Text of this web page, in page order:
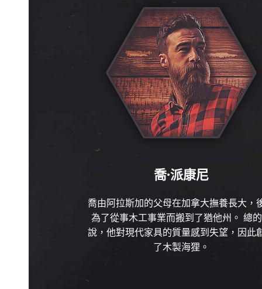
喬·派康尼
喬由阿拉斯加的父母在加拿大撫養長大，
為了從事木工事業而搬到了猶他州。 總
說，他對現代家具的質量感到失望，因此
了木製海狸。